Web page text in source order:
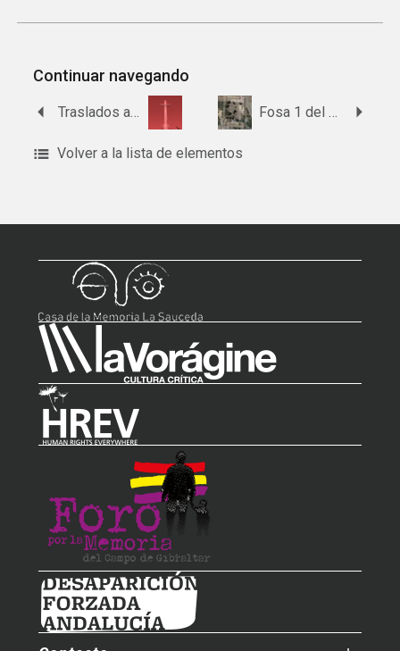
Continuar navegando
Traslados al Valle de Cuelgamuros desde Darro Fosa 1 del cementerio de Güéjar Sierra
Volver a la lista de elementos